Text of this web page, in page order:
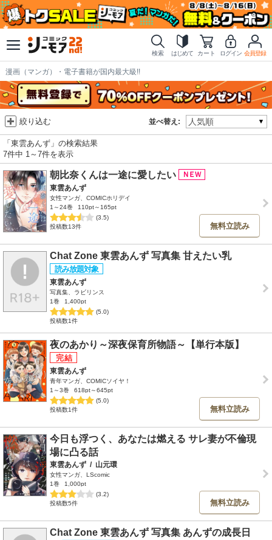
検索 はじめて カート ログイン 会員登録
漫画（マンガ）・電子書籍が国内最大級!!
並べ替え:
絞り込む
「東雲あんず」の検索結果
7件中 1～7件を表示
朝比奈くんは一途に愛したい
東雲あんず
女性マンガ、COMICホリデイ
1～24巻
110pt～165pt
(3.5)
投稿数13件
無料立読み
Chat Zone 東雲あんず 写真集 甘えたい乳
東雲あんず
写真集、ラビリンス
1巻
1,400pt
(5.0)
投稿数1件
夜のあかり～深夜保育所物語～【単行本版】
東雲あんず
青年マンガ、COMICソイヤ！
1～3巻
618pt～645pt
(5.0)
投稿数1件
無料立読み
今日も浮つく、あなたは燃える サレ妻が不倫現
場に凸る話
東雲あんず / 山元環
女性マンガ、LScomic
1巻
1,000pt
(3.2)
投稿数5件
無料立読み
Chat Zone 東雲あんず 写真集 あんずの成長日